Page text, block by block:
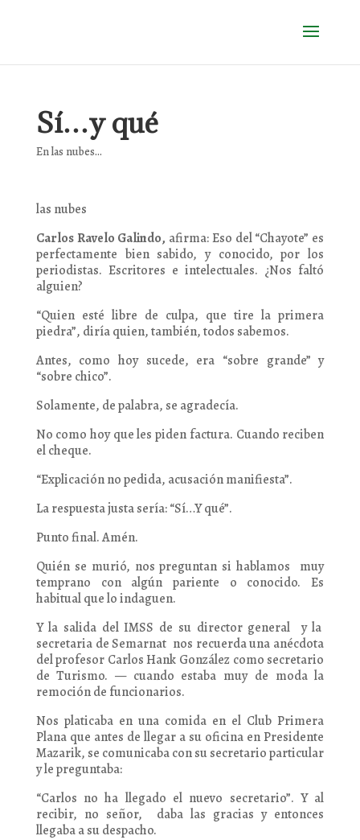
Sí…y qué
En las nubes...
las nubes
Carlos Ravelo Galindo, afirma: Eso del “Chayote” es
perfectamente bien sabido, y conocido, por los
periodistas. Escritores e intelectuales. ¿Nos faltó
alguien?
“Quien esté libre de culpa, que tire la primera
piedra”, diría quien, también, todos sabemos.
Antes, como hoy sucede, era “sobre grande” y
“sobre chico”.
Solamente, de palabra, se agradecía.
No como hoy que les piden factura. Cuando reciben
el cheque.
“Explicación no pedida, acusación manifiesta”.
La respuesta justa sería: “Sí…Y qué”.
Punto final. Amén.
Quién se murió, nos preguntan si hablamos muy
temprano con algún pariente o conocido. Es
habitual que lo indaguen.
Y la salida del IMSS de su director general y la
secretaria de Semarnat nos recuerda una anécdota
del profesor Carlos Hank González como secretario
de Turismo. — cuando estaba muy de moda la
remoción de funcionarios.
Nos platicaba en una comida en el Club Primera
Plana que antes de llegar a su oficina en Presidente
Mazarik, se comunicaba con su secretario particular
y le preguntaba:
“Carlos no ha llegado el nuevo secretario”. Y al
recibir, no señor, daba las gracias y entonces
llegaba a su despacho.